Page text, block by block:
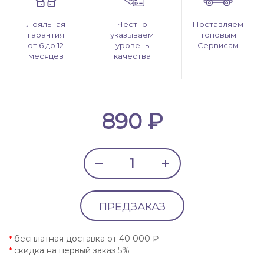
Лояльная
гарантия
от 6 до 12
месяцев
Честно
указываем
уровень
качества
Поставляем
топовым
Сервисам
890 ₽
ПРЕДЗАКАЗ
* бесплатная доставка от 40 000 ₽
* скидка на первый заказ 5%